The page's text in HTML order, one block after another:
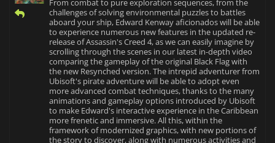
From combat to pure exploration sequences, from the
challenges of solving environmental puzzles to battles
aboard your ship, Edward Kenway aficionados will be able
to experience numerous new features in the updated re-
release of Assassin's Creed 4, as we can easily imagine by
scrolling through the scenes in our latest in-depth video
comparing the gameplay of the original Black Flag with
the new Resynched version. The intrepid adventurer from
Ubisoft's pirate adventure will be able to adopt even
more advanced combat techniques, thanks to the many
animations and gameplay options introduced by Ubisoft
to make Edward's interactive experience in the Caribbean
more frenetic and immersive. All this, within the
framework of modernized graphics, with new portions of
the story to discover, along with numerous activities and